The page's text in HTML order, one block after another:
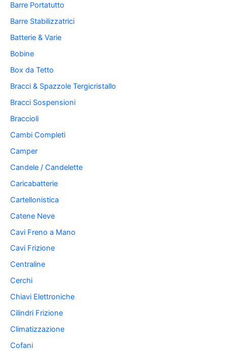
Barre Portatutto
Barre Stabilizzatrici
Batterie & Varie
Bobine
Box da Tetto
Bracci & Spazzole Tergicristallo
Bracci Sospensioni
Braccioli
Cambi Completi
Camper
Candele / Candelette
Caricabatterie
Cartellonistica
Catene Neve
Cavi Freno a Mano
Cavi Frizione
Centraline
Cerchi
Chiavi Elettroniche
Cilindri Frizione
Climatizzazione
Cofani